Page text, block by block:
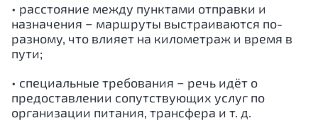
• расстояние между пунктами отправки и
назначения − маршруты выстраиваются по-
разному, что влияет на километраж и время в
пути;
• специальные требования − речь идёт о
предоставлении сопутствующих услуг по
организации питания, трансфера и т. д.